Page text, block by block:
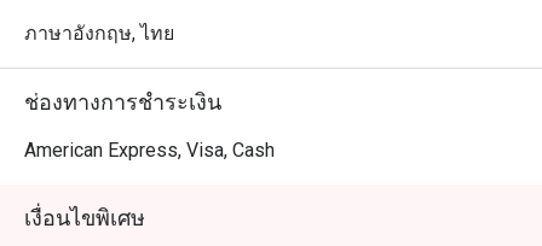
ชันหลากชนิด, และเมนูห้ามพลาดอย่าง Massaman Beef
มาก พร้อมบริการเอาใจใส่จากทีมงาน
・เหมาะสำหรับคนพื้นที่ที่ต้องการดินเนอร์บุฟเฟ่ต์รสชาติดี
มื้อครอบครัวและโอกาสพิเศษ
ภาษาอังกฤษ, ไทย
ช่องทางการชำระเงิน
American Express, Visa, Cash
เงื่อนไขพิเศษ